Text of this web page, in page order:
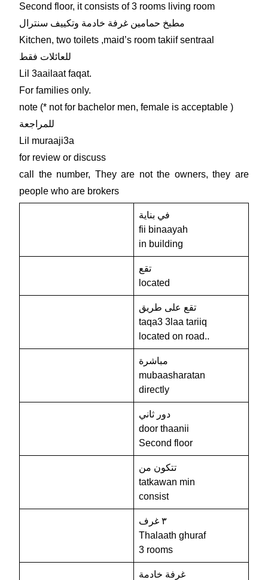
Second floor, it consists of 3 rooms living room
مطبخ حمامين غرفة خادمة وتكييف سنترال
Kitchen, two toilets ,maid’s room takiif sentraal
للعائلات فقط
Lil 3aailaat faqat.
For families only.
note (* not for bachelor men, female is acceptable )
للمراجعة
Lil muraaji3a
for review or discuss
call the number, They are not the owners, they are
people who are brokers
في بناية
fii binaayah
in building
تقع
located
تقع على طريق
taqa3 3laa tariiq
located on road..
مباشرة
mubaasharatan
directly
دور ثاني
door thaanii
Second floor
تتكون من
tatkawan min
consist
٣ غرف
Thalaath ghuraf
3 rooms
غرفة خادمة